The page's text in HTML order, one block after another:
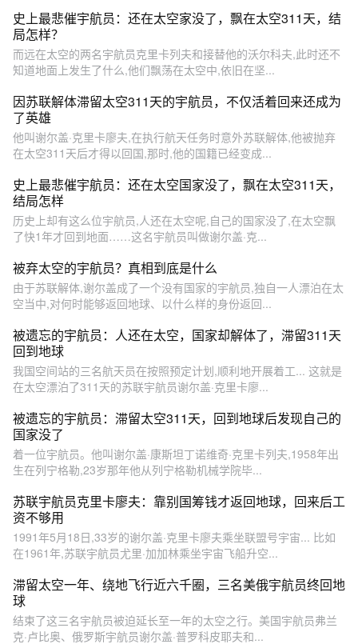
史上最悲催宇航员：还在太空家没了，飘在太空311天，结
局怎样？
而远在太空的两名宇航员克里卡列夫和接替他的沃尔科夫,此时还不
知道地面上发生了什么,他们飘荡在太空中,依旧在坚...
因苏联解体滞留太空311天的宇航员，不仅活着回来还成为
了英雄
他叫谢尔盖·克里卡廖夫,在执行航天任务时意外苏联解体,他被抛弃
在太空311天后才得以回国,那时,他的国籍已经变成...
史上最悲催宇航员：还在太空国家没了，飘在太空311天，
结局怎样
历史上却有这么位宇航员,人还在太空呢,自己的国家没了,在太空飘
了快1年才回到地面……这名宇航员叫做谢尔盖·克...
被弃太空的宇航员？真相到底是什么
由于苏联解体,谢尔盖成了一个没有国家的宇航员,独自一人漂泊在太
空当中,对何时能够返回地球、以什么样的身份返回...
被遗忘的宇航员：人还在太空，国家却解体了，滞留311天
回到地球
我国空间站的三名航天员在按照预定计划,顺利地开展着工... 这就是
在太空漂泊了311天的苏联宇航员谢尔盖·克里卡廖...
被遗忘的宇航员：滞留太空311天，回到地球后发现自己的
国家没了
着一位宇航员。他叫谢尔盖·康斯坦丁诺维奇·克里卡列夫,1958年出
生在列宁格勒,23岁那年他从列宁格勒机械学院毕...
苏联宇航员克里卡廖夫：靠别国筹钱才返回地球，回来后工
资不够用
1991年5月18日,33岁的谢尔盖·克里卡廖夫乘坐联盟号宇宙... 比如
在1961年,苏联宇航员尤里·加加林乘坐宇宙飞船升空...
滞留太空一年、绕地飞行近六千圈，三名美俄宇航员终回地
球
结束了这三名宇航员被迫延长至一年的太空之行。美国宇航员弗兰
克·卢比奥、俄罗斯宇航员谢尔盖·普罗科皮耶夫和...